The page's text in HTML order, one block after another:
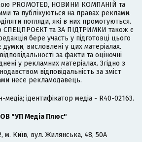
PROMOTED, НОВИНИ КОМПАНІЙ та
та публікуються на правах реклами.
погляди, які в них промотуються.
СПЕЦПРОЄКТ та ЗА ПІДТРИМКИ також є
бере участь у підготовці цього
думки, висловлені у цих матеріалах.
за факти та оціночні
у рекламних матеріалах. Згідно з
відповідальність за зміст
несе рекламодавець.
медіа; ідентифікатор медіа - R40-02163.
"УП Медіа Плюс"
м. Київ, вул. Жилянська, 48, 50А